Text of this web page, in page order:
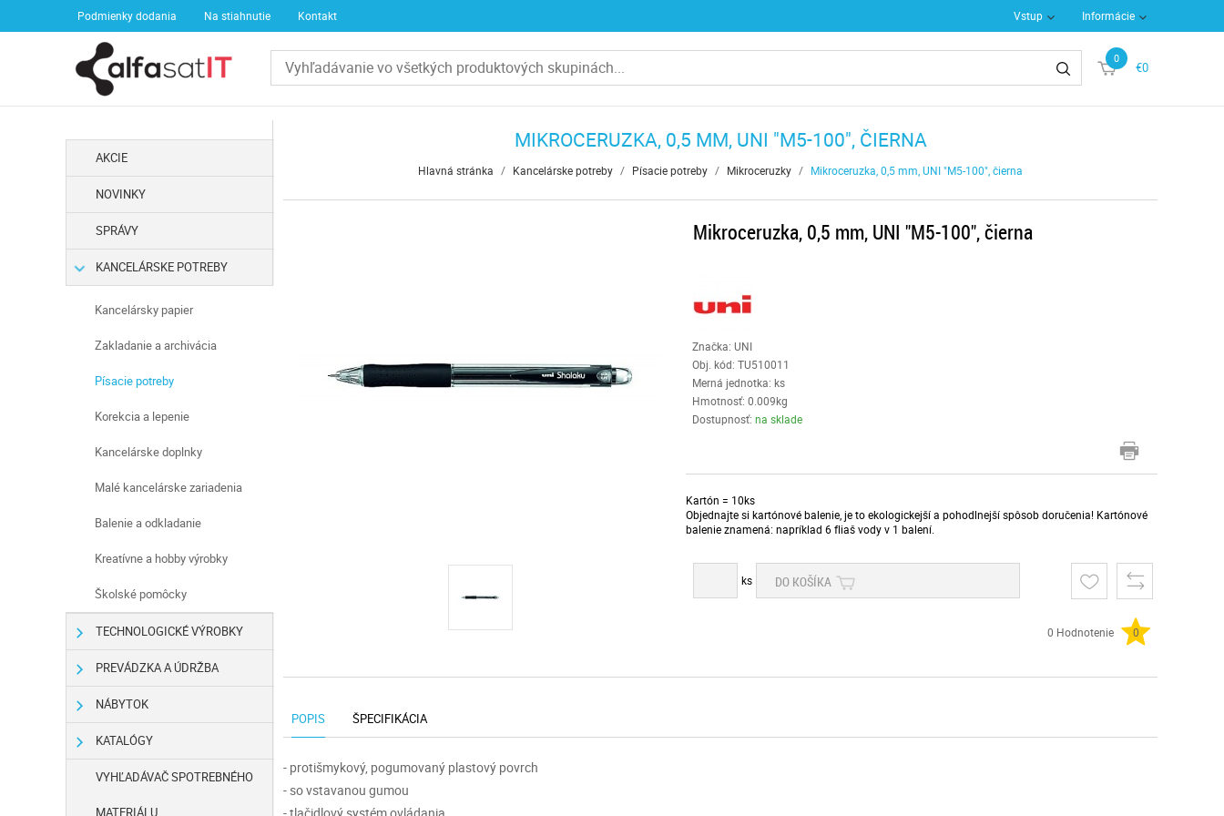
Podmienky dodania Na stiahnutie Kontakt Vstup Informácie
0
€0
AKCIE
NOVINKY
SPRÁVY
KANCELÁRSKE POTREBY
Kancelársky papier
Zakladanie a archivácia
Písacie potreby
Korekcia a lepenie
Kancelárske doplnky
Malé kancelárske zariadenia
Balenie a odkladanie
Kreatívne a hobby výrobky
Školské pomôcky
TECHNOLOGICKÉ VÝROBKY
PREVÁDZKA A ÚDRŽBA
NÁBYTOK
KATALÓGY
VYHĽADÁVAČ SPOTREBNÉHO
MATERIÁLU
MIKROCERUZKA, 0,5 MM, UNI "M5-100", ČIERNA
Hlavná stránka / Kancelárske potreby / Písacie potreby / Mikroceruzky / Mikroceruzka, 0,5 mm, UNI "M5-100", čierna
Mikroceruzka, 0,5 mm, UNI "M5-100", čierna
Značka: UNI
Obj. kód: TU510011
Merná jednotka: ks
Hmotnosť: 0.009kg
Dostupnosť: na sklade
Kartón = 10ks
Objednajte si kartónové balenie, je to ekologickejší a pohodlnejší spôsob doručenia! Kartónové
balenie znamená: napríklad 6 fliaš vody v 1 balení.
ks DO KOŠÍKA
0 Hodnotenie 0
POPIS ŠPECIFIKÁCIA
- protišmykový, pogumovaný plastový povrch
- so vstavanou gumou